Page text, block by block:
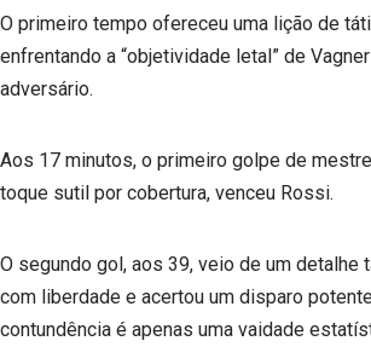
O primeiro tempo ofereceu uma lição de
enfrentando a “objetividade letal” de
adversário.
Aos 17 minutos, o primeiro golpe de
toque sutil por cobertura, venceu Rossi.
O segundo gol, aos 39, veio de um
com liberdade e acertou um disparo
contundência é apenas uma vaidade